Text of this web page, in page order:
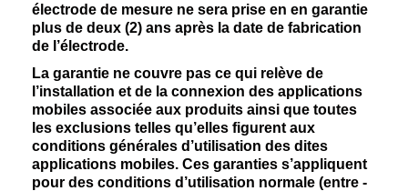
électrode de mesure ne sera prise en en garantie
plus de deux (2) ans après la date de fabrication
de l’électrode.
La garantie ne couvre pas ce qui relève de
l’installation et de la connexion des applications
mobiles associée aux produits ainsi que toutes
les exclusions telles qu’elles figurent aux
conditions générales d’utilisation des dites
applications mobiles. Ces garanties s’appliquent
pour des conditions d’utilisation normale (entre -